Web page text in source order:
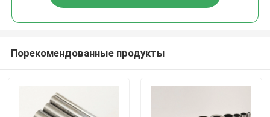
Порекомендованные продукты